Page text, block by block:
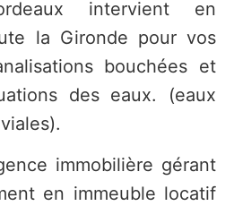
intervient en
la Gironde pour vos
bouchées et
des eaux. (eaux
immobilière gérant
en immeuble locatif